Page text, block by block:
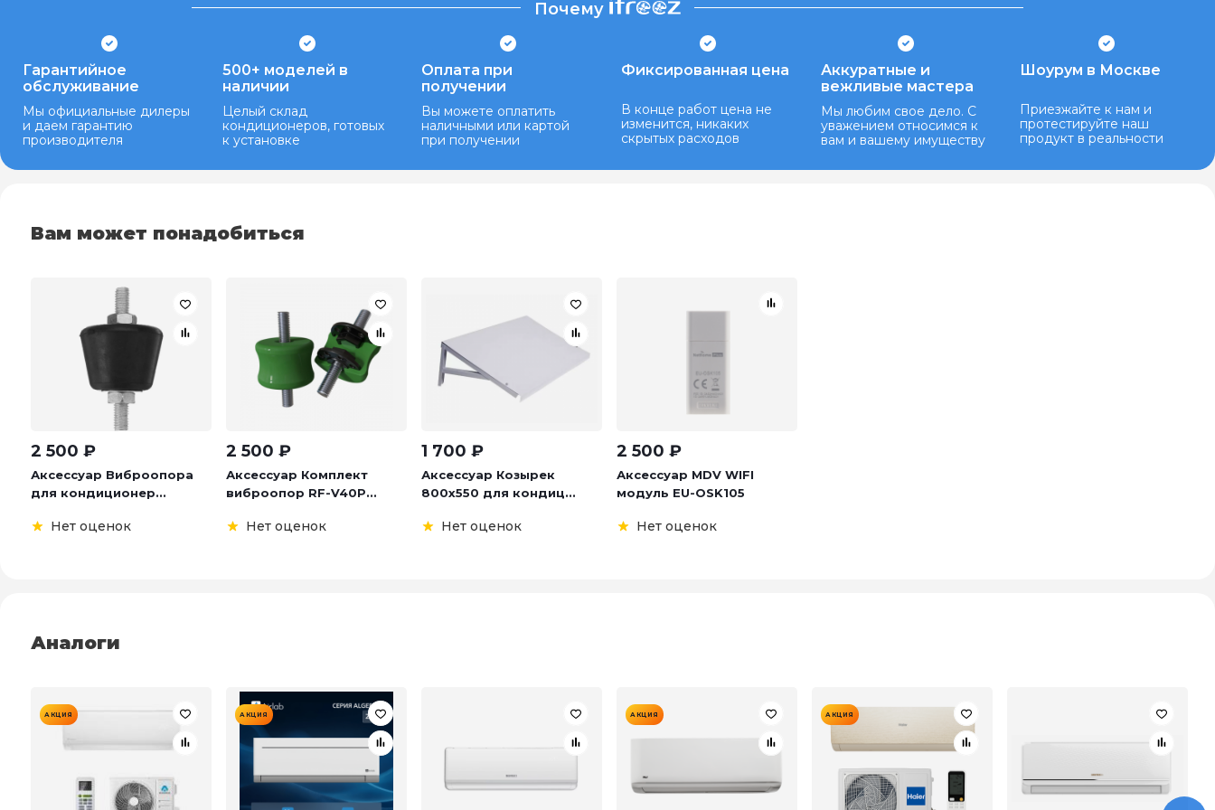
Почему
Гарантийное
обслуживание
Мы официальные дилеры
и даем гарантию
производителя
500+ моделей в
наличии
Целый склад
кондиционеров, готовых
к установке
Оплата при
получении
Вы можете оплатить
наличными или картой
при получении
Фиксированная цена
В конце работ цена не
изменится, никаких
скрытых расходов
Аккуратные и
вежливые мастера
Мы любим свое дело. С
уважением относимся к
вам и вашему имуществу
Шоурум в Москве
Приезжайте к нам и
протестируйте наш
продукт в реальности
Вам может понадобиться
2 500 ₽
Аксессуар Виброопора
для кондиционер...
Нет оценок
2 500 ₽
Аксессуар Комплект
виброопор RF-V40P...
Нет оценок
1 700 ₽
Аксессуар Козырек
800х550 для кондиц...
Нет оценок
2 500 ₽
Аксессуар MDV WIFI
модуль EU-OSK105
Нет оценок
Аналоги
АКЦИЯ АКЦИЯ АКЦИЯ АКЦИЯ